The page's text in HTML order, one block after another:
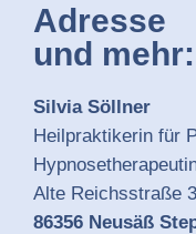
Adresse
und mehr:
Silvia Söllner
Heilpraktikerin für
Alte Reichsstraße
86356 Neusäß